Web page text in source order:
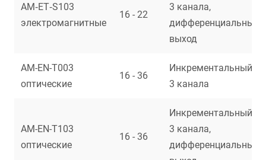
AM‑EТ‑S103
электромагнитные
16 - 22
3 канала,
дифференциальный
выход
AM-EN-T003
оптические
16 - 36
Инкрементальный,
3 канала
AM-EN-T103
оптические
16 - 36
Инкрементальный,
3 канала,
дифференциальный